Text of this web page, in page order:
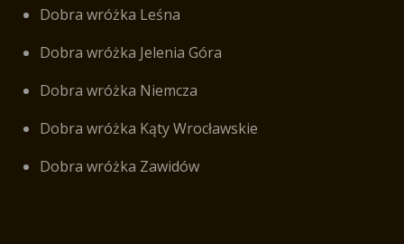
Dobra wróżka Leśna
Dobra wróżka Jelenia Góra
Dobra wróżka Niemcza
Dobra wróżka Kąty Wrocławskie
Dobra wróżka Zawidów